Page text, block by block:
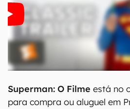
Superman: O Filme está no
para compra ou aluguel em